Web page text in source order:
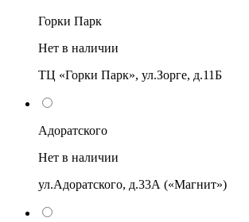
Горки Парк
Нет в наличии
ТЦ «Горки Парк», ул.Зорге, д.11Б
Адоратского
Нет в наличии
ул.Адоратского, д.33А («Магнит»)